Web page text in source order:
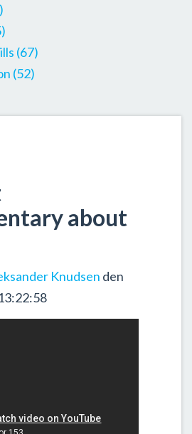
about
Knudsen den
(67)
(52)